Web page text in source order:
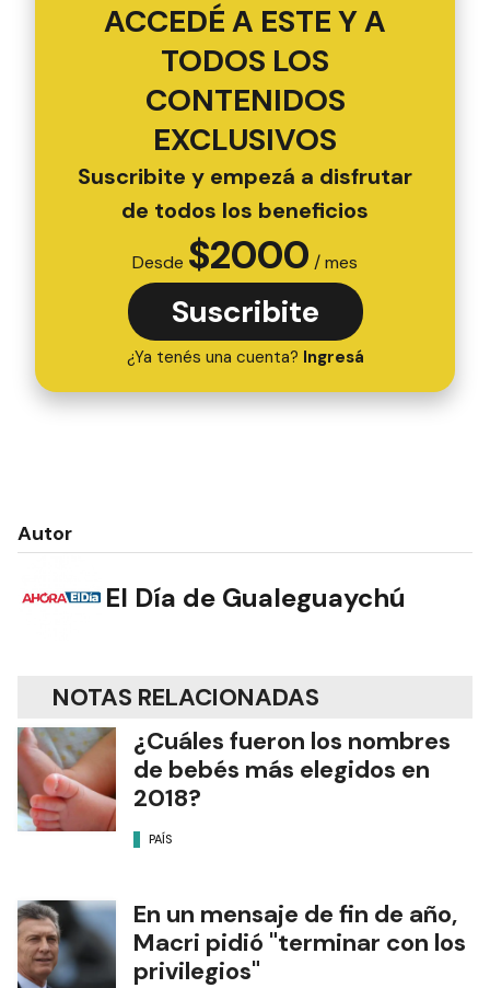
ACCEDÉ A ESTE Y A
TODOS LOS
CONTENIDOS
EXCLUSIVOS
Suscribite y empezá a disfrutar
de todos los beneficios
Desde $2000 / mes
Suscribite
¿Ya tenés una cuenta? Ingresá
Autor
El Día de Gualeguaychú
NOTAS RELACIONADAS
¿Cuáles fueron los nombres
de bebés más elegidos en
2018?
PAÍS
En un mensaje de fin de año,
Macri pidió "terminar con los
privilegios"